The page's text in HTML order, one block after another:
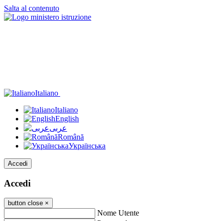
Salta al contenuto
Italiano
Italiano
English
عربى
Română
Українська
Accedi
Accedi
button close ×
Nome Utente